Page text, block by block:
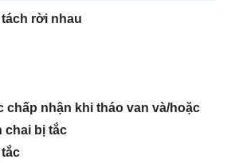
tách rời nhau
nhận khi tháo van và/hoặc
chai bị tắc
tắc